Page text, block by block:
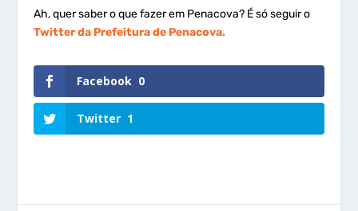
Ah, quer saber o que fazer em Penacova? É só seguir o
Twitter da Prefeitura de Penacova.
Facebook 0
Twitter 1